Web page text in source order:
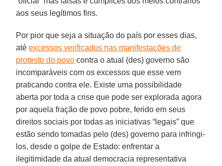
aos seus legítimos fins.
Por pior que seja a situação do país por esses dias,
atéexcessos verificados nas manifestações de
protesto do povo contra o atual (des) governo são
incomparáveis com os excessos que esse vem
praticando contra ele. Existe uma possibilidade
aberta por toda a crise que pode ser explorada agora
por aquela fração de povo pobre, ferido em seus
direitos sociais por todas as iniciativas “legais” que
estão sendo tomadas pelo (des) governo para infringi-
los, desde o golpe de Estado: enfrentar a
ilegitimidade da atual democracia representativa